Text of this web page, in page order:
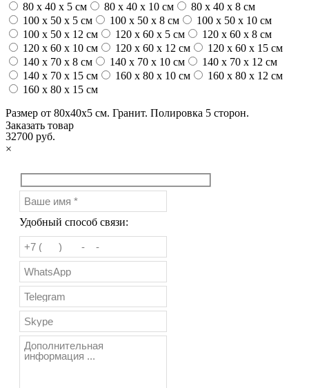
80 x 40 x 5 см
80 x 40 x 10 см
80 x 40 x 8 см
100 x 50 x 5 см
100 х 50 х 8 см
100 x 50 x 10 см
100 x 50 x 12 см
120 x 60 x 5 см
120 x 60 x 8 см
120 x 60 x 10 см
120 x 60 x 12 см
120 x 60 x 15 см
140 x 70 x 8 см
140 x 70 x 10 см
140 x 70 x 12 см
140 x 70 x 15 см
160 x 80 x 10 см
160 x 80 x 12 см
160 x 80 x 15 см
Размер от 80х40х5 см. Гранит. Полировка 5 сторон.
32700 руб.
Заказать товар
×
Удобный способ связи: